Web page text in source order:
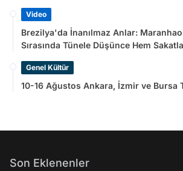
Video
Brezilya'da İnanılmaz Anlar:
Sırasında Tünele Düşünce Hem
Genel Kültür
10-16 Ağustos Ankara, İzmir ve Bursa
Son Eklenenler